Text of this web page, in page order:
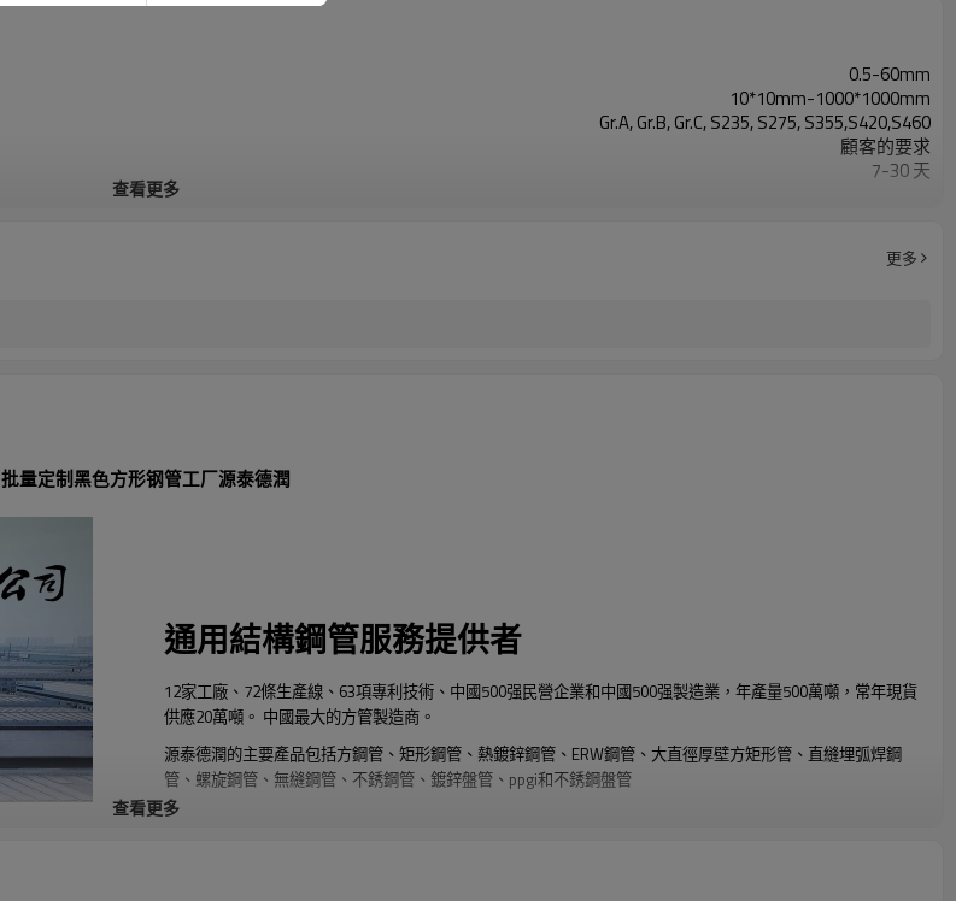
0.5-60mm
10*10mm-1000*1000mm
Gr.A, Gr.B, Gr.C, S235, S275, S355,S420,S460
顧客的要求
7-30 天
3-12米，根據客戶要求
查看更多
更多
批量定制黑色方形钢管工厂源泰德潤
通用結構鋼管服務提供者
12家工廠、72條生產線、63項專利技術、中國500强民營企業和中國500强製造業，年產量500萬噸，常年現貨
供應20萬噸。 中國最大的方管製造商。
源泰德潤的主要產品包括方鋼管、矩形鋼管、熱鍍鋅鋼管、ERW鋼管、大直徑厚壁方矩形管、直縫埋弧焊鋼
管、螺旋鋼管、無縫鋼管、不銹鋼管、鍍鋅盤管、ppgi和不銹鋼盤管
查看更多